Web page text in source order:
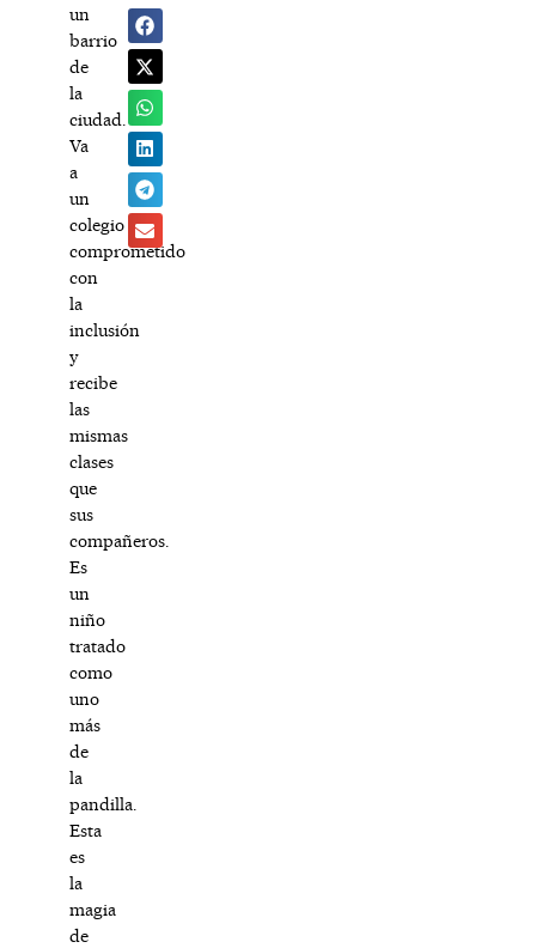
un
barrio
de
la
ciudad.
Va
a
un
colegio
comprometido
con
la
inclusión
y
recibe
las
mismas
clases
que
sus
compañeros.
Es
un
niño
tratado
como
uno
más
de
la
pandilla.
Esta
es
la
magia
de